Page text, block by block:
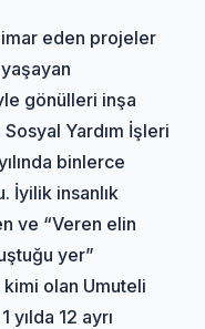
eden projeler
gönülleri inşa
Yardım İşleri
binlerce
İyilik insanlık
ve “Veren elin
yer”
kimi olan Umuteli
yılda 12 ayrı